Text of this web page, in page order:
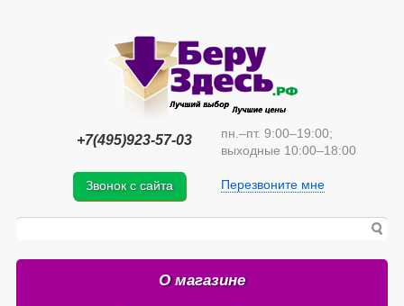
пн.–пт. 9:00–19:00;
выходные 10:00–18:00
+7(495)923-57-03
Звонок с сайта Перезвоните мне
О магазине